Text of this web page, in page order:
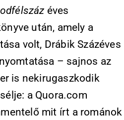
éves
után, amely a
volt, Drábik Százéves
– sajnos az
is nekirugaszkodik
a Quora.com
mit írt a románok